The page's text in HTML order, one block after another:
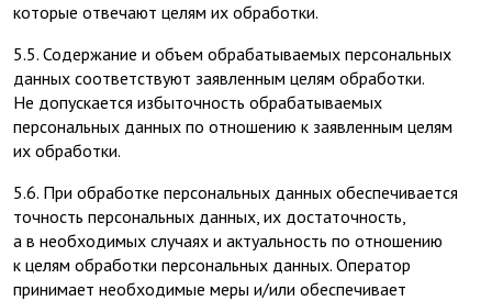
которые отвечают целям их обработки.
5.5. Содержание и объем обрабатываемых персональных
данных соответствуют заявленным целям обработки.
Не допускается избыточность обрабатываемых
персональных данных по отношению к заявленным целям
их обработки.
5.6. При обработке персональных данных обеспечивается
точность персональных данных, их достаточность,
а в необходимых случаях и актуальность по отношению
к целям обработки персональных данных. Оператор
принимает необходимые меры и/или обеспечивает